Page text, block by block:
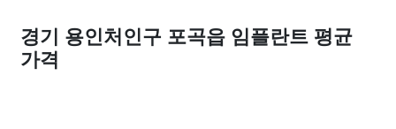
경기 용인처인구 포곡읍 임플란트 평균
가격